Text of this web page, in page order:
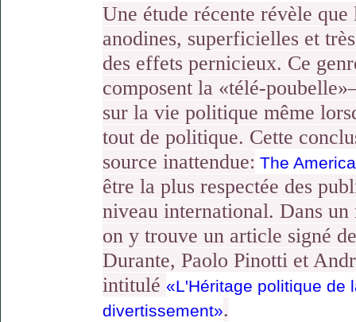
Une étude récente révèle que
anodines, superficielles et
des effets pernicieux. Ce
composent la «télé-
sur la vie politique même
tout de politique. Cette
source inattendue: The
être la plus respectée des
niveau international. Dans
on y trouve un article signé
Durante, Paolo Pinotti et
intitulé «L'Héritage politique de
divertissement».